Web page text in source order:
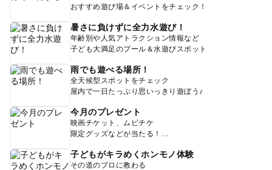
おすすめ遊び場＆イベントをチェック！
暑さに負けずに全力水遊び！
年齢別や人気アトラクション情報など
子ども大満足のプール＆水遊びスポット
雨でも遊べる場所！
全天候型スポットをチェック
屋内で一日たっぷり思いっきり遊ぼう♪
今月のプレゼント
映画チケット、ムビチケ
限定グッズなどが当たる！
子どもがキラめくホンモノ体験
その道のプロに教わる